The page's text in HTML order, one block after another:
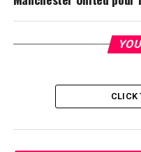
CLICK